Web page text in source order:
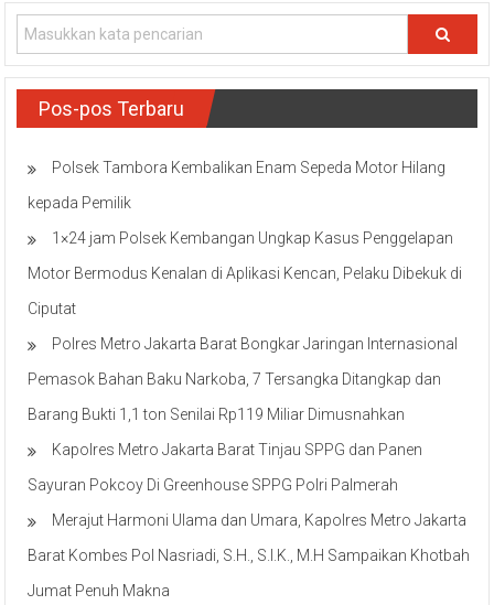
Pos-pos Terbaru
Polsek Tambora Kembalikan Enam Sepeda Motor Hilang
kepada Pemilik
1×24 jam Polsek Kembangan Ungkap Kasus Penggelapan
Motor Bermodus Kenalan di Aplikasi Kencan, Pelaku Dibekuk di
Ciputat
Polres Metro Jakarta Barat Bongkar Jaringan Internasional
Pemasok Bahan Baku Narkoba, 7 Tersangka Ditangkap dan
Barang Bukti 1,1 ton Senilai Rp119 Miliar Dimusnahkan
Kapolres Metro Jakarta Barat Tinjau SPPG dan Panen
Sayuran Pokcoy Di Greenhouse SPPG Polri Palmerah
Merajut Harmoni Ulama dan Umara, Kapolres Metro Jakarta
Barat Kombes Pol Nasriadi, S.H., S.I.K., M.H Sampaikan Khotbah
Jumat Penuh Makna